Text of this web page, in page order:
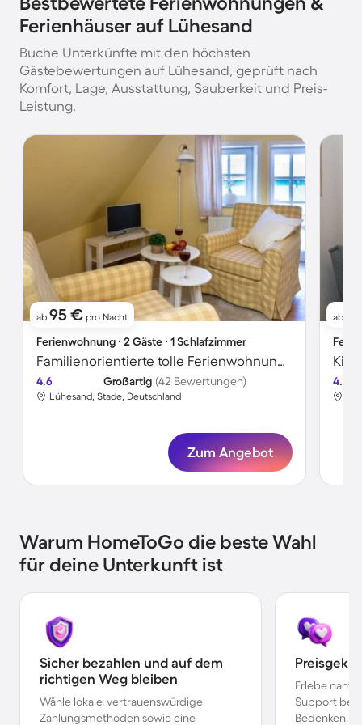
Ferienhäuser auf Lühesand
Buche Unterkünfte mit den höchsten
Gästebewertungen auf Lühesand, geprüft nach
Komfort, Lage, Ausstattung, Sauberkeit und Preis-
Leistung.
ab 95 € pro Nacht
Ferienwohnung ∙ 2 Gäste ∙ 1 Schlafzimmer
Familienorientierte tolle Ferienwohnung mit Garten | Haustiere erlaubt
4.6 Großartig (42 Bewertungen)
Lühesand, Stade, Deutschland
Zum Angebot
ab
4.6
Warum HomeToGo die beste Wahl
für deine Unterkunft ist
Sicher bezahlen und auf dem
richtigen Weg bleiben
Wähle lokale, vertrauenswürdige
Zahlungsmethoden sowie eine
Erlebe
Support bei
Bedenken.